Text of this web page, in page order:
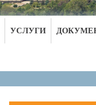
УСЛУГИ